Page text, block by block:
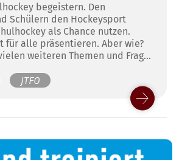
begeistern. Den
Schülern den Hockeysport
als Chance nutzen.
für alle präsentieren. Aber wie?
weiteren Themen und Fragen
der Landesverbände
JTFO